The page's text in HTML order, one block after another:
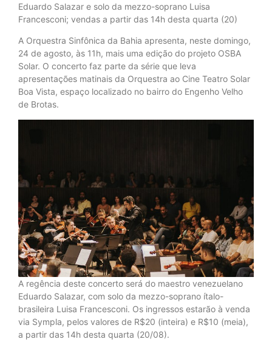
Eduardo Salazar e solo da mezzo-soprano Luisa
Francesconi; vendas a partir das 14h desta quarta (20)
A Orquestra Sinfônica da Bahia apresenta, neste domingo,
24 de agosto, às 11h, mais uma edição do projeto OSBA
Solar. O concerto faz parte da série que leva
apresentações matinais da Orquestra ao Cine Teatro Solar
Boa Vista, espaço localizado no bairro do Engenho Velho
de Brotas.
A regência deste concerto será do maestro venezuelano
Eduardo Salazar, com solo da mezzo-soprano ítalo-
brasileira Luisa Francesconi. Os ingressos estarão à venda
via Sympla, pelos valores de R$20 (inteira) e R$10 (meia),
a partir das 14h desta quarta (20/08).